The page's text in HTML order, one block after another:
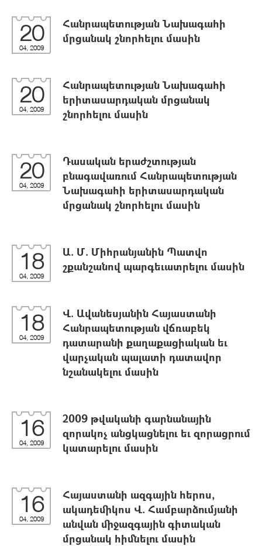
20
04, 2009
Հանրապետության Նախագահի
մրցանակ շնորհելու մասին
20
04, 2009
Հանրապետության Նախագահի
երիտասարդական մրցանակ
շնորհելու մասին
20
04, 2009
Դասական երաժշտության
բնագավառում Հանրապետության
Նախագահի երիտասարդական
մրցանակ շնորհելու մասին
18
04, 2009
Ա. Մ. Միհրանյանին Պատվո
շքանշանով պարգեւատրելու մասին
18
04, 2009
Վ. Ավանեսյանին Հայաստանի
Հանրապետության վճռաբեկ
դատարանի քաղաքացիական եւ
վարչական պալատի դատավոր
նշանակելու մասին
16
04, 2009
2009 թվականի գարնանային
զորակոչ անցկացնելու եւ զորացրում
կատարելու մասին
16
04, 2009
Հայաստանի ազգային հերոս,
ակադեմիկոս Վ. Համբարձումյանի
անվան միջազգային գիտական
մրցանակ հիմնելու մասին